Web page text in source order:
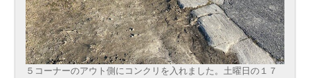
５コーナーのアウト側にコンクリを入れました。土曜日の１７